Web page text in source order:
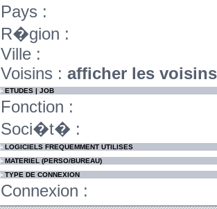
Pays :
R�gion :
Ville :
Voisins : afficher les
ETUDES | JOB
Fonction :
Soci�t� :
LOGICIELS FREQUEMMENT UTILISES
MATERIEL (PERSO/BUREAU)
TYPE DE CONNEXION
Connexion :